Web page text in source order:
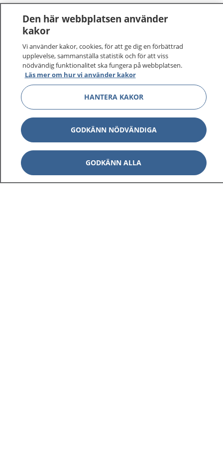
Den här webbplatsen använder
kakor
Vi använder kakor, cookies, för att ge dig en förbättrad
upplevelse, sammanställa statistik och för att viss
nödvändig funktionalitet ska fungera på webbplatsen.
Läs mer om hur vi använder kakor
HANTERA KAKOR
GODKÄNN NÖDVÄNDIGA
GODKÄNN ALLA